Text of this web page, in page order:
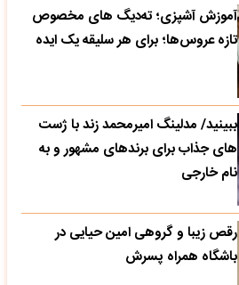
آموزش آشپزی؛ ته‌دیگ‌ های مخصوص
تازه‌ عروس‌ها؛ برای هر سلیقه یک ایده
ببینید/ مدلینگ امیرمحمد زند با ژست
های جذاب برای برندهای مشهور و به
نام خارجی
رقص زیبا و گروهی امین حیایی در
باشگاه همراه پسرش